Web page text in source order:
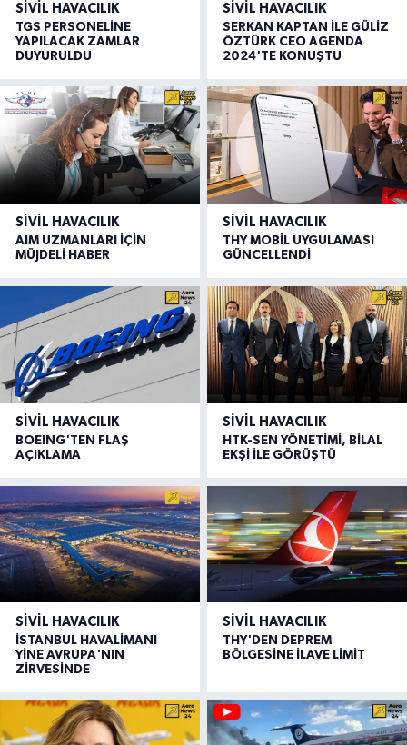
SIVIL HAVACILIK
TGS PERSONELİNE
YAPILACAK ZAMLAR
DUYURULDU
SIVIL HAVACILIK
SERKAN KAPTAN İLE GÜLİZ
ÖZTÜRK CEO AGENDA
2024'TE KONUŞTU
SIVIL HAVACILIK
AIM UZMANLARI İÇİN
MÜJDELİ HABER
SIVIL HAVACILIK
THY MOBİL UYGULAMASI
GÜNCELLENDİ
SIVIL HAVACILIK
BOEING'TEN FLAŞ
AÇIKLAMA
SIVIL HAVACILIK
HTK-SEN YÖNETİMİ, BİLAL
EKŞİ İLE GÖRÜŞTÜ
SIVIL HAVACILIK
İSTANBUL HAVALİMANI
YİNE AVRUPA'NIN
ZİRVESİNDE
SIVIL HAVACILIK
THY'DEN DEPREM
BÖLGESİNE İLAVE LİMİT